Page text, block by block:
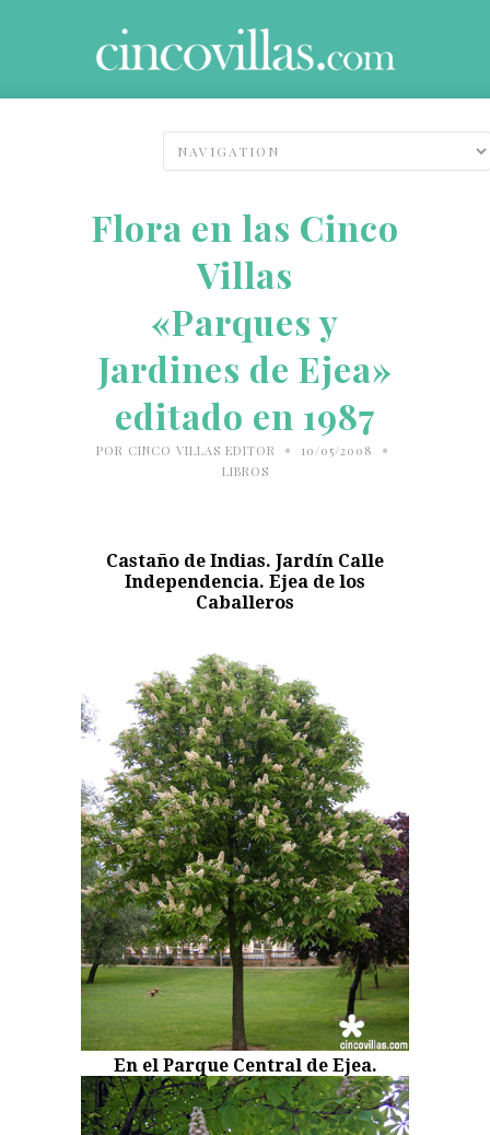
Flora en las Cinco
Villas
«Parques y
Jardines de Ejea»
editado en 1987
POR CINCO VILLAS EDITOR • 10/05/2008 •
LIBROS
Castaño de Indias. Jardín Calle
Independencia. Ejea de los
Caballeros
En el Parque Central de Ejea.